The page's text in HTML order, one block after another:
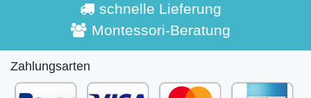
schnelle Lieferung
Montessori-Beratung
Zahlungsarten